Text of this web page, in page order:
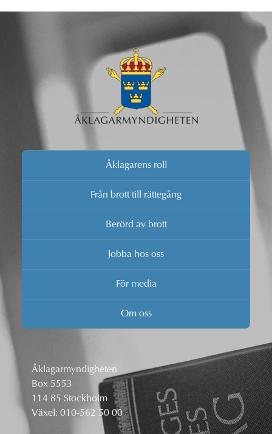
Åklagarens roll
Från brott till rättegång
Berörd av brott
Jobba hos oss
För media
Om oss
Åklagarmyndigheten
Box 5553
114 85 Stockholm
Växel: 010-562 50 00